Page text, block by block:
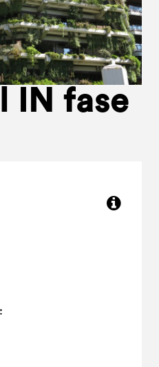
IN fase